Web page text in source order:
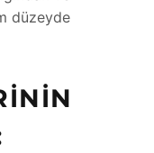
düzeyde